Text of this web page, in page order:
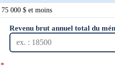
75 000 $ et moins
Revenu brut annuel total du
*